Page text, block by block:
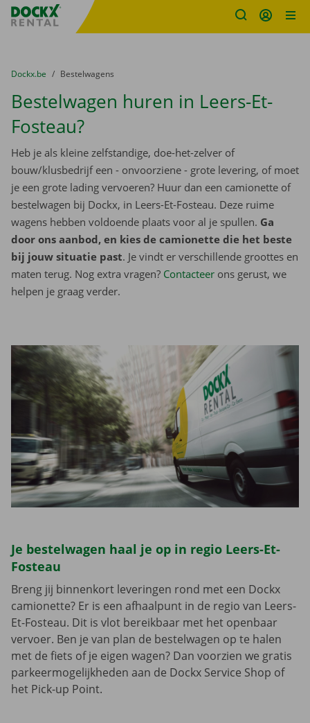
Fratello DEMO
U bevindt zich hier:
van
Dockx.be naar
Bestelwagens
Bestelwagen huren in Leers-Et-
Fosteau?
Heb je als kleine zelfstandige, doe-het-zelver of
bouw/klusbedrijf een - onvoorziene - grote levering, of moet
je een grote lading vervoeren? Huur dan een camionette of
bestelwagen bij Dockx, in Leers-Et-Fosteau. Deze ruime
wagens hebben voldoende plaats voor al je spullen. Ga
door ons aanbod, en kies de camionette die het beste
bij jouw situatie past. Je vindt er verschillende groottes en
maten terug. Nog extra vragen? Contacteer ons gerust, we
helpen je graag verder.
Je bestelwagen haal je op in regio Leers-Et-
Fosteau
Breng jij binnenkort leveringen rond met een Dockx
camionette? Er is een afhaalpunt in de regio van Leers-
Et-Fosteau. Dit is vlot bereikbaar met het openbaar
vervoer. Ben je van plan de bestelwagen op te halen
met de fiets of je eigen wagen? Dan voorzien we gratis
parkeermogelijkheden aan de Dockx Service Shop of
het Pick-up Point.